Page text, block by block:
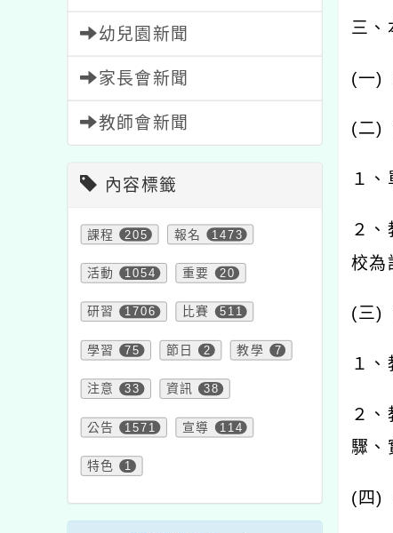
幼兒園新聞
家長會新聞
教師會新聞
內容標籤
課程 205 報名 1473
活動 1054 重要 20
研習 1706 比賽 511
學習 75 節日 2 教學 7
注意 33 資訊 38
公告 1571 宣導 114
特色 1
三、
(一)
(二)
１
２
校為
(三)
１
２
驟、
( 四)